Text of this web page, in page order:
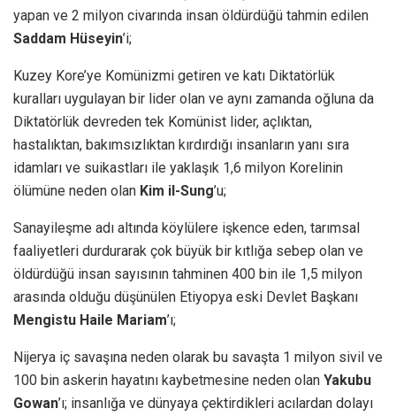
yapan ve 2 milyon civarında insan öldürdüğü tahmin edilen
Saddam Hüseyin’i;
Kuzey Kore’ye Komünizmi getiren ve katı Diktatörlük
kuralları uygulayan bir lider olan ve aynı zamanda oğluna da
Diktatörlük devreden tek Komünist lider, açlıktan,
hastalıktan, bakımsızlıktan kırdırdığı insanların yanı sıra
idamları ve suikastları ile yaklaşık 1,6 milyon Korelinin
ölümüne neden olan Kim il-Sung’u;
Sanayileşme adı altında köylülere işkence eden, tarımsal
faaliyetleri durdurarak çok büyük bir kıtlığa sebep olan ve
öldürdüğü insan sayısının tahminen 400 bin ile 1,5 milyon
arasında olduğu düşünülen Etiyopya eski Devlet Başkanı
Mengistu Haile Mariam’ı;
Nijerya iç savaşına neden olarak bu savaşta 1 milyon sivil ve
100 bin askerin hayatını kaybetmesine neden olan Yakubu
Gowan’ı; insanlığa ve dünyaya çektirdikleri acılardan dolayı